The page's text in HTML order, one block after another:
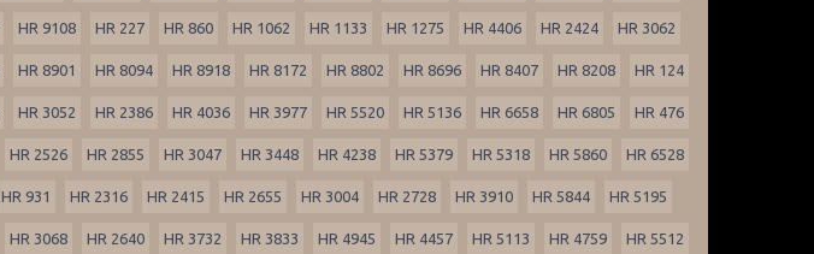
HR 9108 HR 227 HR 860 HR 1062 HR 1133 HR 1275 HR 4406 HR 2424 HR 3062
HR 8901 HR 8094 HR 8918 HR 8172 HR 8802 HR 8696 HR 8407 HR 8208 HR 124
HR 3052 HR 2386 HR 4036 HR 3977 HR 5520 HR 5136 HR 6658 HR 6805 HR 476
HR 2526 HR 2855 HR 3047 HR 3448 HR 4238 HR 5379 HR 5318 HR 5860 HR 6528
HR 931 HR 2316 HR 2415 HR 2655 HR 3004 HR 2728 HR 3910 HR 5844 HR 5195
HR 3068 HR 2640 HR 3732 HR 3833 HR 4945 HR 4457 HR 5113 HR 4759 HR 5512